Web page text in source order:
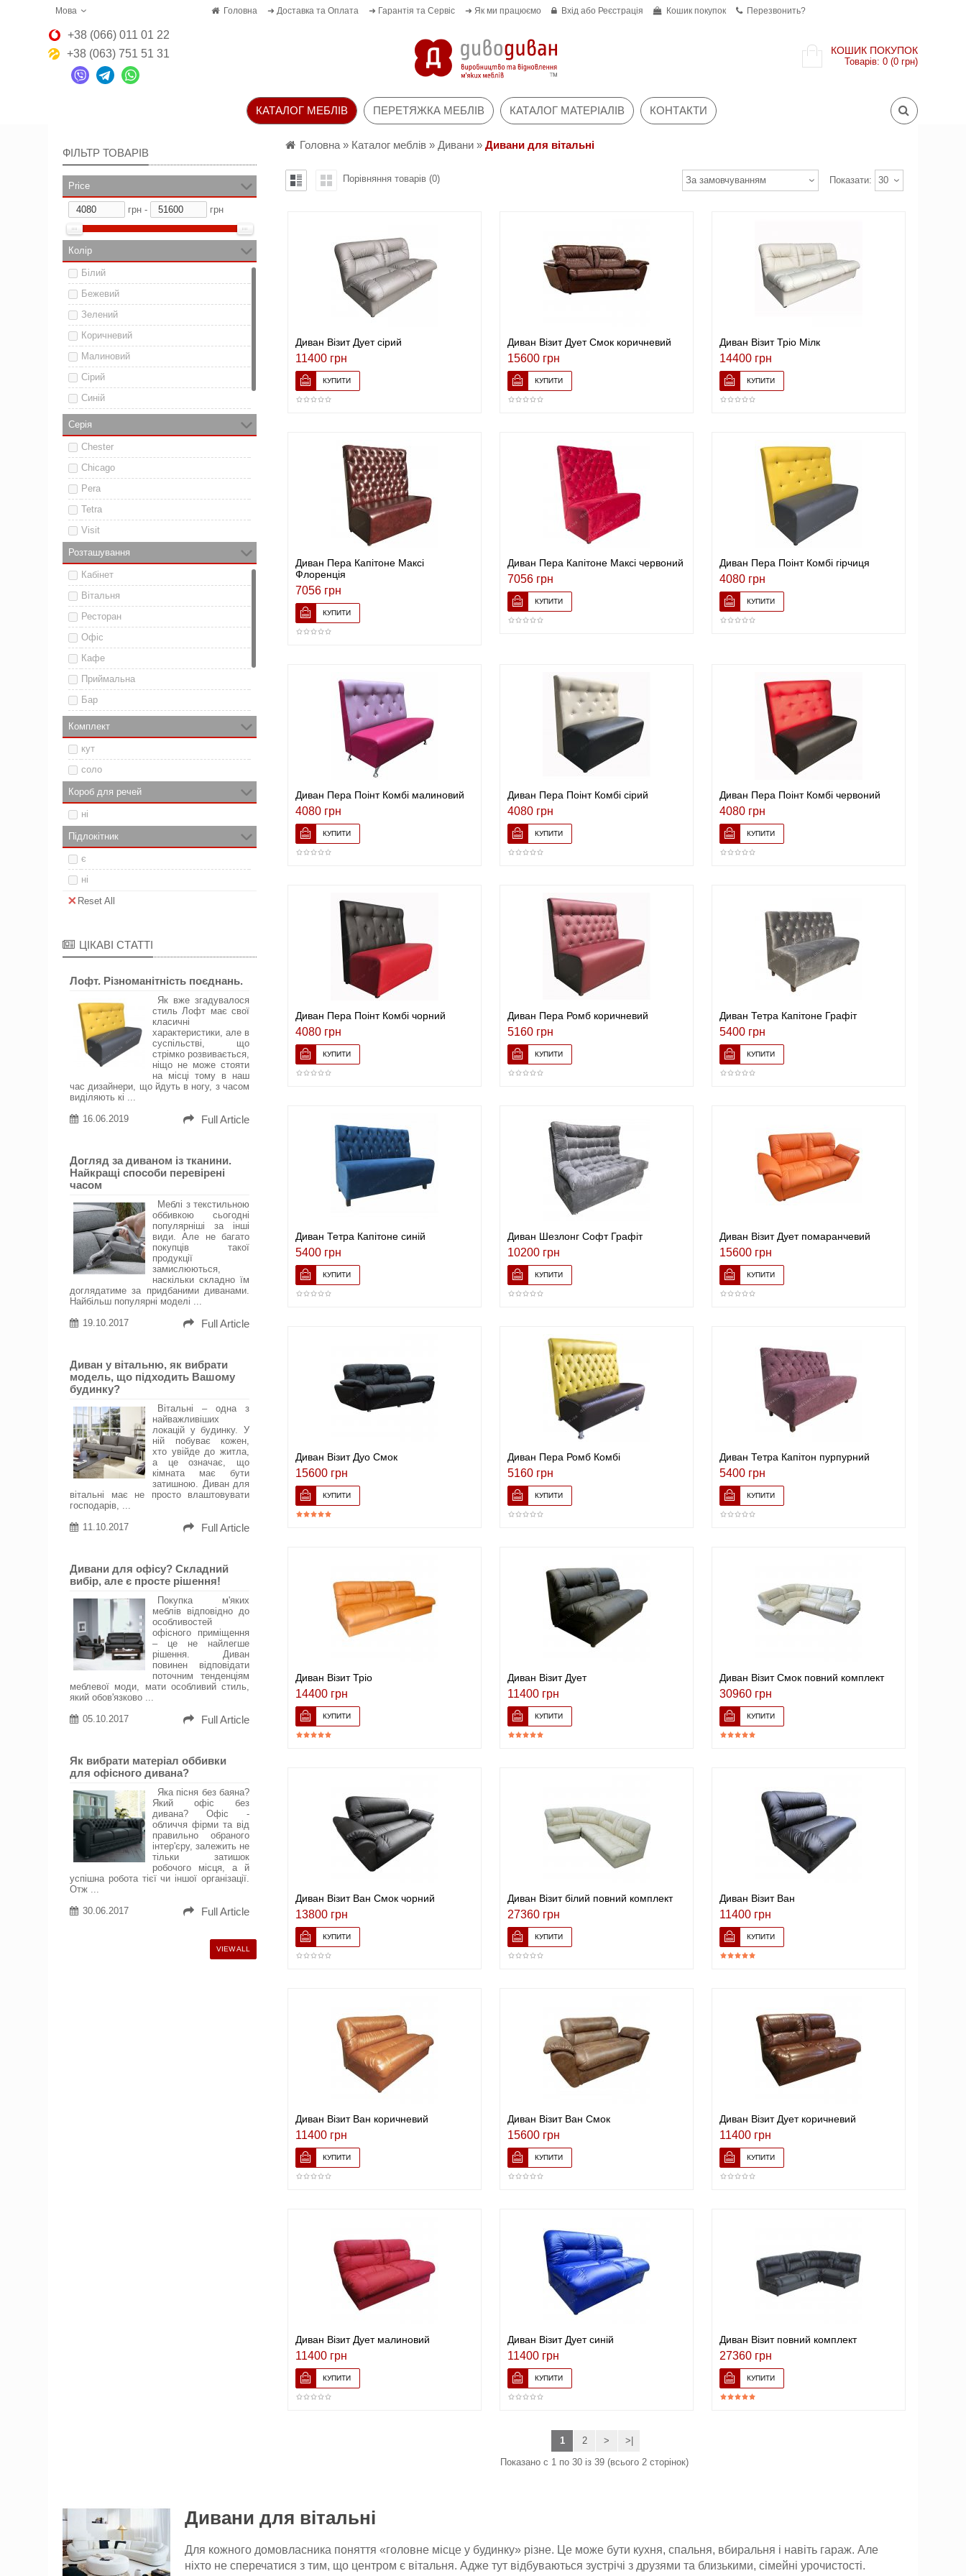
Мова Головна ➜ Доставка та Оплата ➜ Гарантія та Сервіс ➜ Як ми працюємо Вхідабо Реєстрація Кошик покупок Перезвонить?
+38 (066) 011 01 22
+38 (063) 751 51 31
КОШИК ПОКУПОК
Товарів: 0 (0 грн)
КАТАЛОГ МЕБЛІВ ПЕРЕТЯЖКА МЕБЛІВ КАТАЛОГ МАТЕРІАЛІВ КОНТАКТИ
ФІЛЬТР ТОВАРІВ
Price
грн - грн
Колір
Білий
Бежевий
Зелений
Коричневий
Малиновий
Сірий
Синій
Чорний
Серія
Chester
Chicago
Pera
Tetra
Visit
Розташування
Кабінет
Вітальня
Ресторан
Офіс
Кафе
Приймальна
Бар
Вестибюль
Передпокій
Комплект
кут
соло
Короб для речей
ні
Підлокітник
є
ні
Reset All
ЦІКАВІ СТАТТІ
Лофт. Різноманітність поєднань.
Як вже згадувалося
стиль Лофт має свої
класичні
характеристики, але в
суспільстві, що
стрімко розвивається,
ніщо не може стояти
на місці тому в наш
час дизайнери, що йдуть в ногу, з часом
виділяють кі ...
16.06.2019
Full Article
Догляд за диваном із тканини.
Найкращі способи перевірені
часом
Меблі з текстильною
оббивкою сьогодні
популярніші за інші
види. Але не багато
покупців такої
продукції
замислюються,
наскільки складно їм
доглядатиме за придбаними диванами.
Найбільш популярні моделі ...
19.10.2017
Full Article
Диван у вітальню, як вибрати
модель, що підходить Вашому
будинку?
Вітальні – одна з
найважливіших
локацій у будинку. У
ній побуває кожен,
хто увійде до житла,
а це означає, що
кімната має бути
затишною. Диван для
вітальні має не просто влаштовувати
господарів, ...
11.10.2017
Full Article
Дивани для офісу? Складний
вибір, але є просте рішення!
Покупка м'яких
меблів відповідно до
особливостей
офісного приміщення
– це не найлегше
рішення. Диван
повинен відповідати
поточним тенденціям
меблевої моди, мати особливий стиль,
який обов'язково ...
05.10.2017
Full Article
Як вибрати матеріал оббивки
для офісного дивана?
Яка пісня без баяна?
Який офіс без
дивана? Офіс -
обличчя фірми та від
правильно обраного
інтер'єру, залежить не
тільки затишок
робочого місця, а й
успішна робота тієї чи іншої організації.
Отж ...
30.06.2017
Full Article
VIEW ALL
Головна » Каталог меблів » Дивани » Дивани для вітальні
Показати: 30
За замовчуванням
Порівняння товарів (0)
Диван Візит Дует сірий
11400 грн
Диван Візит Дует Смок коричневий
15600 грн
Диван Візит Тріо Мілк
14400 грн
Диван Пера Капітоне Максі
Флоренція
7056 грн
Диван Пера Капітоне Максі червоний
7056 грн
Диван Пера Поінт Комбі гірчиця
4080 грн
Диван Пера Поінт Комбі малиновий
4080 грн
Диван Пера Поінт Комбі сірий
4080 грн
Диван Пера Поінт Комбі червоний
4080 грн
Диван Пера Поінт Комбі чорний
4080 грн
Диван Пера Ромб коричневий
5160 грн
Диван Тетра Капітоне Графіт
5400 грн
Диван Тетра Капітоне синій
5400 грн
Диван Шезлонг Софт Графіт
10200 грн
Диван Візит Дует помаранчевий
15600 грн
Диван Візит Дуо Смок
15600 грн
Диван Пера Ромб Комбі
5160 грн
Диван Тетра Капітон пурпурний
5400 грн
Диван Візит Тріо
14400 грн
Диван Візит Дует
11400 грн
Диван Візит Смок повний комплект
30960 грн
Диван Візит Ван Смок чорний
13800 грн
Диван Візит білий повний комплект
27360 грн
Диван Візит Ван
11400 грн
Диван Візит Ван коричневий
11400 грн
Диван Візит Ван Смок
15600 грн
Диван Візит Дует коричневий
11400 грн
Диван Візит Дует малиновий
11400 грн
Диван Візит Дует синій
11400 грн
Диван Візит повний комплект
27360 грн
1 2 >
>|
Показано с 1 по 30 із 39 (всього 2 сторінок)
Дивани для вітальні
Для кожного домовласника поняття «головне місце у будинку» різне. Це може бути кухня, спальня, вбиральня і навіть гараж. Але
ніхто не сперечатися з тим, що центром є вітальня. Адже тут відбуваються зустрічі з друзями та близькими, сімейні урочистості.